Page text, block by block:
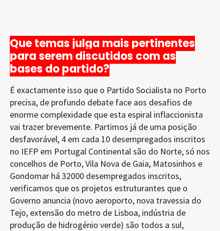
Que temas julga mais pertinentes
para serem discutidos com as
bases do partido?
É exactamente isso que o Partido Socialista no Porto
precisa, de profundo debate face aos desafios de
enorme complexidade que esta espiral inflaccionista
vai trazer brevemente. Partimos já de uma posição
desfavorável, 4 em cada 10 desempregados inscritos
no IEFP em Portugal Continental são do Norte, só nos
concelhos de Porto, Vila Nova de Gaia, Matosinhos e
Gondomar há 32000 desempregados inscritos,
verificamos que os projetos estruturantes que o
Governo anuncia (novo aeroporto, nova travessia do
Tejo, extensão do metro de Lisboa, indústria de
produção de hidrogénio verde) são todos a sul,